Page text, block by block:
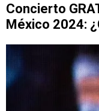
Concierto
México 2024: